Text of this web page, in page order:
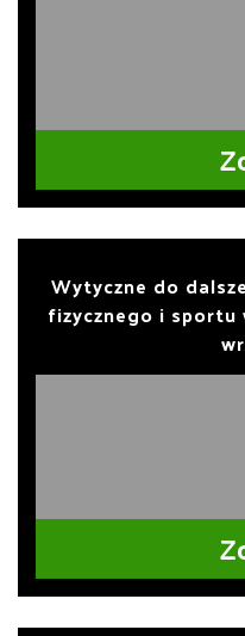
Wytyczne do
fizycznego i sportu